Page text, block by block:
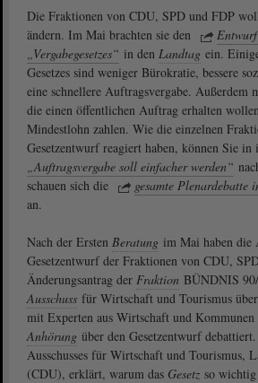
Die Fraktionen von CDU, SPD und FDP
ändern. Im Mai brachten sie den
„Vergabegesetzes“ in den Landtag ein.
Gesetzes sind weniger Bürokratie, bessere
eine schnellere Auftragsvergabe. Außerdem
die einen öffentlichen Auftrag erhalten
Mindestlohn zahlen. Wie die einzelnen
Gesetzentwurf reagiert haben, können Sie in
„Auftragsvergabe soll einfacher werden“
schauen sich die
gesamte Plenardebatte
an.
Nach der Ersten Beratung im Mai haben die
Gesetzentwurf der Fraktionen von CDU,
Änderungsantrag der Fraktion BÜNDNIS
Ausschuss für Wirtschaft und Tourismus
mit Experten aus Wirtschaft und
Anhörung über den Gesetzentwurf
Ausschusses für Wirtschaft und Tourismus,
(CDU), erklärt, warum das Gesetz so